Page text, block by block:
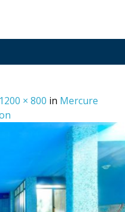
1200 × 800 in Mercure